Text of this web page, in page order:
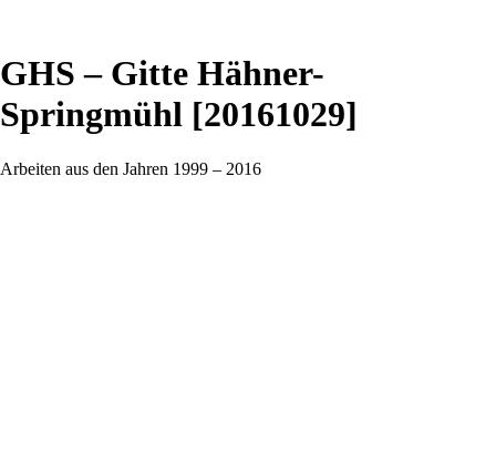
GHS – Gitte Hähner-
Springmühl [20161029]
Arbeiten aus den Jahren 1999 – 2016